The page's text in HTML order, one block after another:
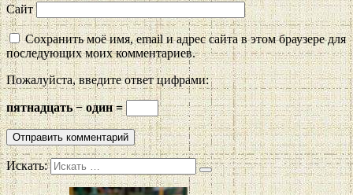
Сайт
Сохранить моё имя, email и адрес сайта в этом браузере для
последующих моих комментариев.
Пожалуйста, введите ответ цифрами:
пятнадцать − один =
Искать: